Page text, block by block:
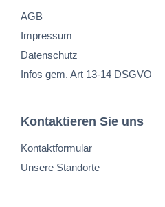
AGB
Impressum
Datenschutz
Infos gem. Art 13-14 DSGVO
Kontaktieren Sie uns
Kontaktformular
Unsere Standorte